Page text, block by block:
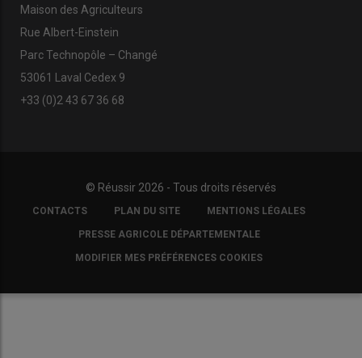
Maison des Agriculteurs
Rue Albert-Einstein
Parc Technopôle – Changé
53061 Laval Cedex 9
+33 (0)2 43 67 36 68
© Réussir 2026 - Tous droits réservés
FOOTER
COPYRIGHT
CONTACTS PLAN DU SITE MENTIONS LÉGALES
PRESSE AGRICOLE DÉPARTEMENTALE
MODIFIER MES PRÉFÉRENCES COOKIES